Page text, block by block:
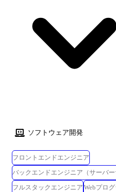
ソフトウェア開発
フロントエンドエンジニア
バックエンドエンジニア（サーバー
フルスタックエンジニア Webプロ